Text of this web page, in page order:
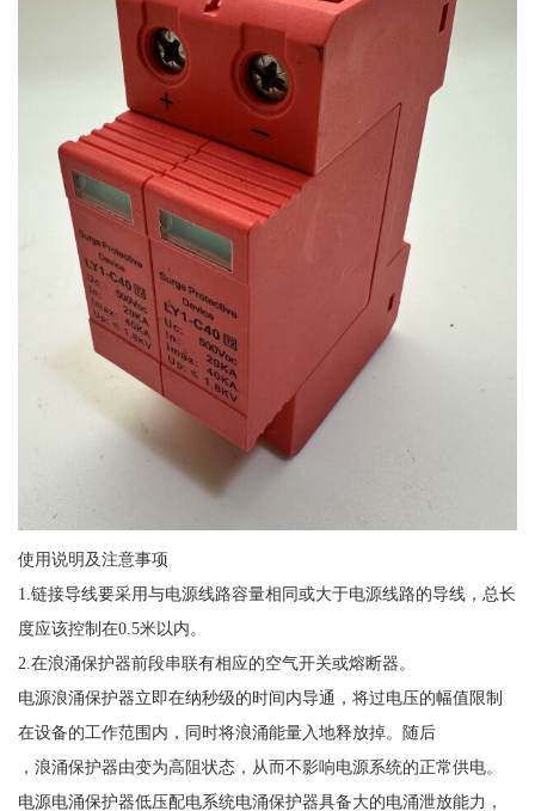
使用说明及注意事项
1.链接导线要采用与电源线路容量相同或大于电源线路的导线，总长
度应该控制在0.5米以内。
2.在浪涌保护器前段串联有相应的空气开关或熔断器。
电源浪涌保护器立即在纳秒级的时间内导通，将过电压的幅值限制
在设备的工作范围内，同时将浪涌能量入地释放掉。随后
，浪涌保护器由变为高阻状态，从而不影响电源系统的正常供电。
电源电涌保护器低压配电系统电涌保护器具备大的电涌泄放能力，